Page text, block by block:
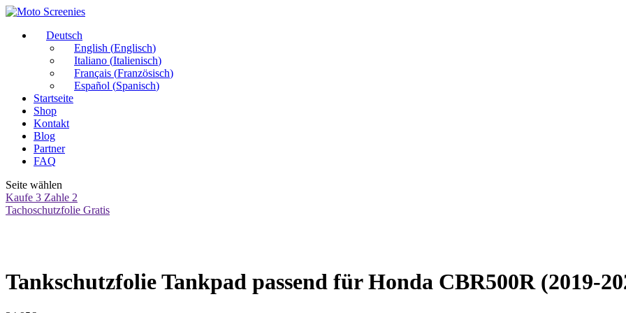
Deutsch
English (Englisch)
Italiano (Italienisch)
Français (Französisch)
Español (Spanisch)
Startseite
Shop
Kontakt
Blog
Partner
FAQ
Seite wählen
Kaufe 3 Zahle 2
Tachoschutzfolie Gratis
Tankschutzfolie Tankpad passend für Honda CBR500R (2019-